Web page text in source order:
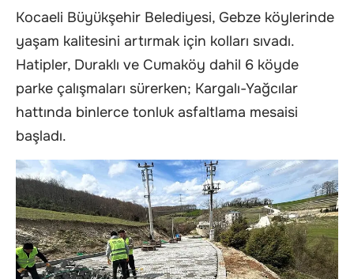
Kocaeli Büyükşehir Belediyesi, Gebze köylerinde
yaşam kalitesini artırmak için kolları sıvadı.
Hatipler, Duraklı ve Cumaköy dahil 6 köyde
parke çalışmaları sürerken; Kargalı-Yağcılar
hattında binlerce tonluk asfaltlama mesaisi
başladı.